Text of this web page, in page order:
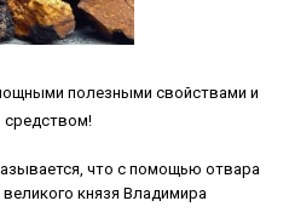
полезными свойствами и
средством!
что с помощью отвара
великого князя Владимира